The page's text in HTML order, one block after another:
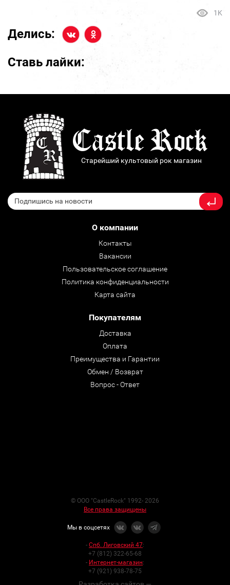
1K
Делись:
Ставь лайки:
Старейший культовый рок магазин
О компании
Контакты
Вакансии
Пользовательское соглашение
Политика конфиденциальности
Карта сайта
Покупателям
Доставка
Оплата
Преимущества и Гарантии
Обмен / Возврат
Вопрос - Ответ
© ООО "CastleRock" 1992- 2026
Все права защищены
Мы в соцсетях
- Спб. Лиговский 47:
+7 (812) 322-65-68
- Интернет-магазин:
+7 (921) 938-78-75